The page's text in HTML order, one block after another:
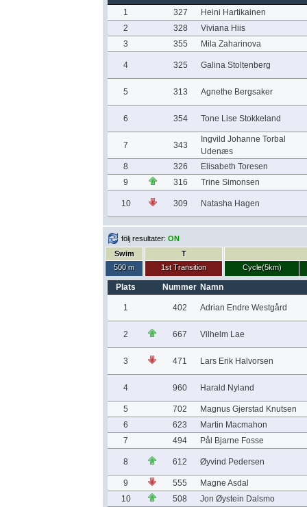
1
327
Heini Hartikainen
2
328
Viviana Hiis
3
355 Mila Zaharinova
4 325 Galina Stoltenberg
5 313 Agnethe Bergsaker
6 354 Tone Lise Stokkeland
7 343
Ingvild Johanne Torbal
Udenæs
8
326
Elisabeth Toresen
9
316 Trine Simonsen
10 309 Natasha Hagen
följ resultater: ON
Swim
500 m
T
1st Transition
Cycle(5km)
Plats Nummer Namn
1 402 Adrian Endre Westgård
2 667 Vilhelm Lae
3 471 Lars Erik Halvorsen
4 960 Harald Nyland
5 702
Magnus Gjerstad Knutsen
6
623
Martin Macmahon
7
494 Pål Bjarne Fosse
8 612 Øyvind Pedersen
9 555
Magne Asdal
10
508 Jon Øystein Dalsmo